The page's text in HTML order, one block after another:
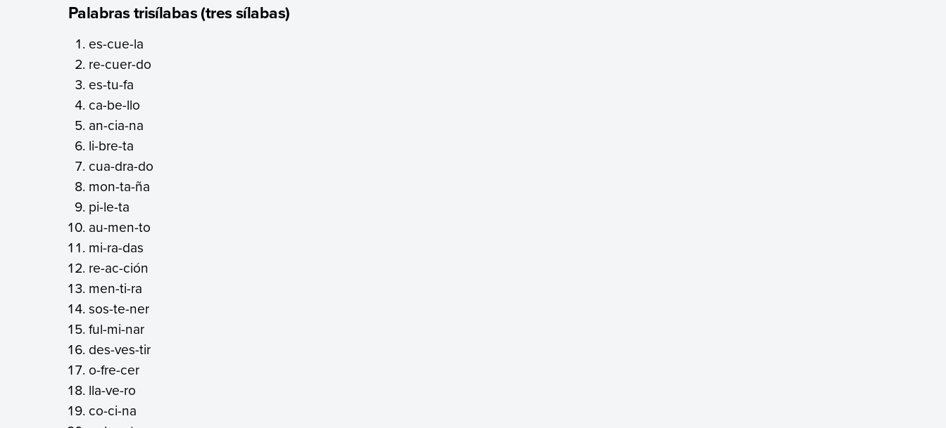
Palabras trisílabas (tres sílabas)
es-cue-la
re-cuer-do
es-tu-fa
ca-be-llo
an-cia-na
li-bre-ta
cua-dra-do
mon-ta-ña
pi-le-ta
au-men-to
mi-ra-das
re-ac-ción
men-ti-ra
sos-te-ner
ful-mi-nar
des-ves-tir
o-fre-cer
lla-ve-ro
co-ci-na